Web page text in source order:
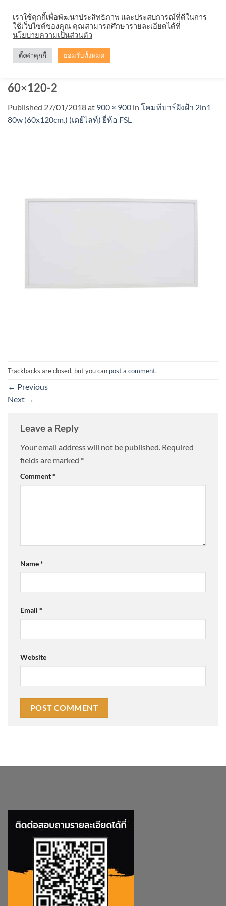
content
60×120-2
Published 27/01/2018at 900 × 900 in โคมทีบาร์ฝังฝ้า 2in1
80w (60x120cm.) (เดย์ไลท์) ยี่ห้อ FSL
Trackbacks are closed, but you can post a comment.
← Previous
Next →
Leave a Reply
Your email address will not be published. Required
fields are marked *
Comment*
Name*
Email *
Website
เราใช้คุกกี้เพื่อพัฒนาประสิทธิภาพ และประสบการณ์ที่ดีในการ
ใช้เว็บไซต์ของคุณ คุณสามารถศึกษารายละเอียดได้ที่
นโยบายความเป็นส่วนตัว
ตั้งค่าคุกกี้ ยอมรับทั้งหมด